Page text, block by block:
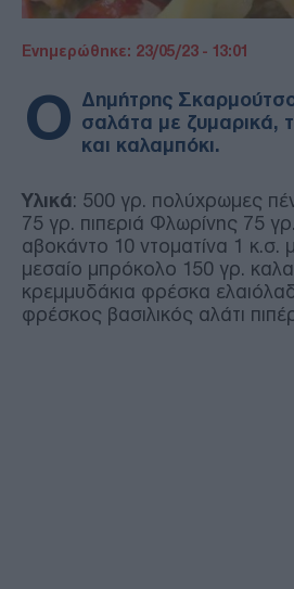
Ενημερώθηκε: 23/05/23 - 13:01
Ο Δημήτρης
σαλάτα με ζυμαρικά,
και καλαμπόκι.
Υλικά: 500 γρ. πολύχρωμες
75 γρ. πιπεριά Φλωρίνης 75 γρ.
αβοκάντο 10 ντοματίνα 1 κ.σ.
μεσαίο μπρόκολο 150 γρ.
κρεμμυδάκια φρέσκα
φρέσκος βασιλικός αλάτι